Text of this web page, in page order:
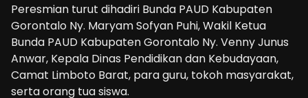
Peresmian turut dihadiri Bunda PAUD Kabupaten
Gorontalo Ny. Maryam Sofyan Puhi, Wakil Ketua
Bunda PAUD Kabupaten Gorontalo Ny. Venny Junus
Anwar, Kepala Dinas Pendidikan dan Kebudayaan,
Camat Limboto Barat, para guru, tokoh masyarakat,
serta orang tua siswa.